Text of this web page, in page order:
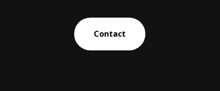
Contact